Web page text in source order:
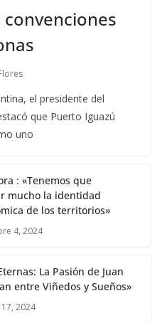
el presidente del
que Puerto Iguazú
uno
: «Tenemos que
mucho la identidad
de los territorios»
4, 2024
La Pasión de Juan
entre Viñedos y Sueños»
2024